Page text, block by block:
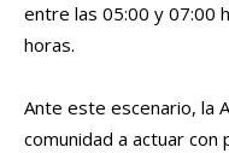
entre las 05:00 y 07:00
horas.
Ante este escenario, la
comunidad a actuar